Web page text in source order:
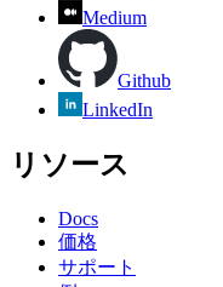
Medium
Github
LinkedIn
リソース
Docs
価格
サポート